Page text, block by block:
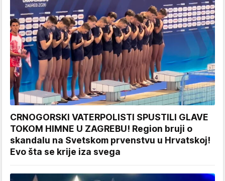
CRNOGORSKI VATERPOLISTI SPUSTILI GLAVE
TOKOM HIMNE U ZAGREBU! Region bruji o
skandalu na Svetskom prvenstvu u Hrvatskoj!
Evo šta se krije iza svega